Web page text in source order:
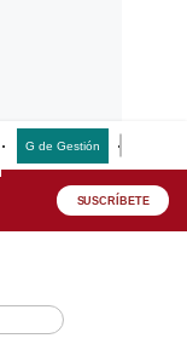
G de Gestión
SUSCRÍBETE